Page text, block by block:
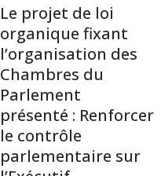
Le projet de loi
organique fixant
l’organisation des
Chambres du
Parlement
présenté : Renforcer
le contrôle
parlementaire sur